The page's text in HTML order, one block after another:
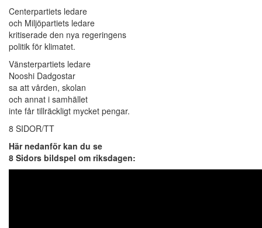
Centerpartiets ledare
och Miljöpartiets ledare
kritiserade den nya regeringens
politik för klimatet.
Vänsterpartiets ledare
Nooshi Dadgostar
sa att vården, skolan
och annat i samhället
inte får tillräckligt mycket pengar.
8 SIDOR/TT
Här nedanför kan du se
8 Sidors bildspel om riksdagen: